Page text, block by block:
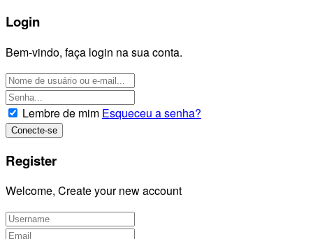
Login
Bem-vindo, faça login na sua conta.
Lembre de mim Esqueceu a senha?
Register
Welcome, Create your new account